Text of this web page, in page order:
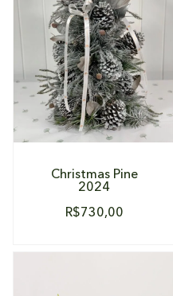
DETALHES
Christmas Pine
2024
R$730,00